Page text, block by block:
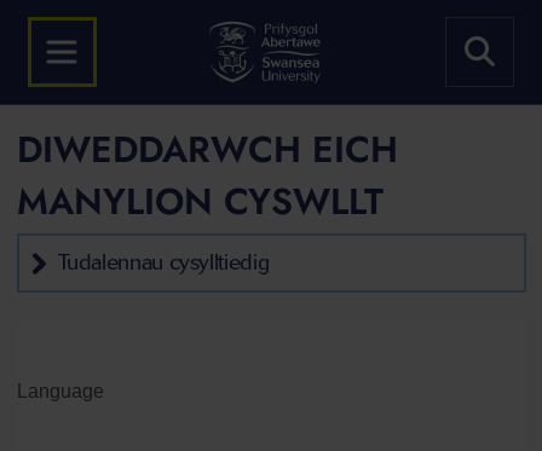
DIWEDDARWCH EICH
MANYLION CYSWLLT
Tudalennau cysylltiedig